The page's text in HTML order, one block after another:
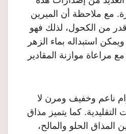
مع ملاحظة أن الميرين
من الكحول، لذلك فهو
استبداله بماء الزهر
مراعاة موازنة المقادير
ناعم وخفيف ومرن لا
كما يتميز مذاق
المذاق الحلو والمالح،